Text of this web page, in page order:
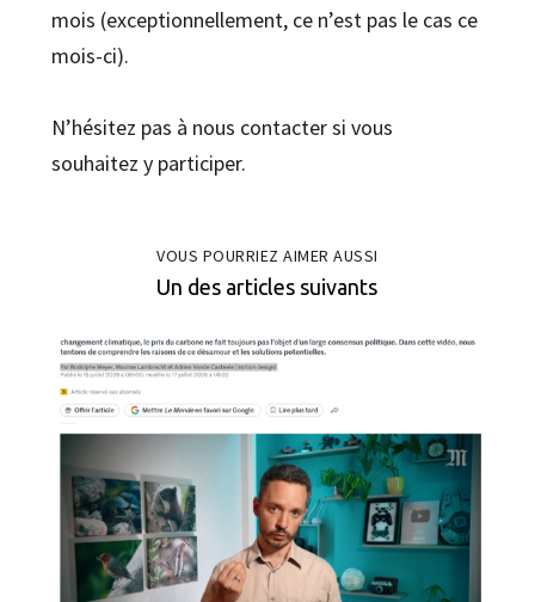
mois (exceptionnellement, ce n’est pas le cas ce
mois-ci).
N’hésitez pas à nous contacter si vous
souhaitez y participer.
VOUS POURRIEZ AIMER AUSSI
Un des articles suivants